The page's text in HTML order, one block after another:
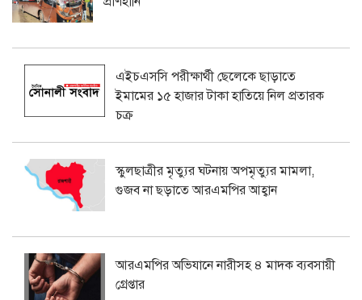
এইচএসসি পরীক্ষার্থী ছেলেকে ছাড়াতে
ইমামের ১৫ হাজার টাকা হাতিয়ে নিল প্রতারক
চক্র
স্কুলছাত্রীর মৃত্যুর ঘটনায় অপমৃত্যুর মামলা,
গুজব না ছড়াতে আরএমপির আহ্বান
আরএমপির অভিযানে নারীসহ ৪ মাদক ব্যবসায়ী
গ্রেপ্তার